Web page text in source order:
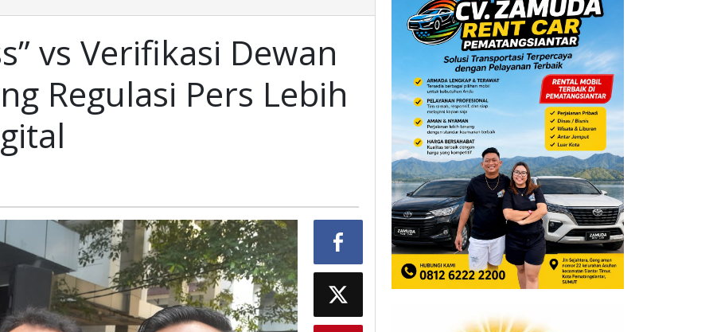
vs Verifikasi Dewan
Regulasi Pers Lebih